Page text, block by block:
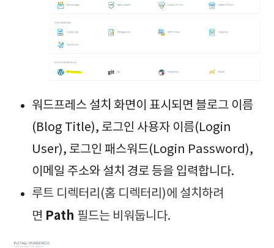
워드프레스 설치 화면이 표시되면 블로그 이름
(Blog Title), 로그인 사용자 이름(Login
User), 로그인 패스워드(Login Password),
이메일 주소와 설치 경로 등을 입력합니다.
루트 디렉터리(홈 디렉터리)에 설치하려
면 Path 필드는 비워둡니다.